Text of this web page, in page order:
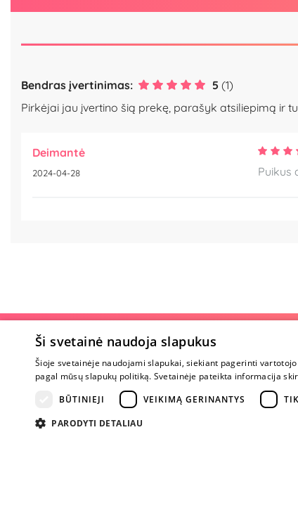
Bendras įvertinimas: 5 (1)
Pirkėjai jau įvertino šią prekę, parašyk atsiliepimą ir
Deimantė
2024-04-28 Puikus
Apie mus
Karjera
Atsiliepimai
Klausimai
Ši svetainė naudoja slapukus
Šioje svetainėje naudojami slapukai, siekiant pagerinti
pagal mūsų slapukų politiką. Svetainėje pateikta informacija
BŪTINIEJI
VEIKIMĄ GERINANTYS
PARODYTI DETALIAU